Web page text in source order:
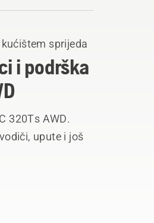
sprijeda
i podrška
320Ts AWD.
upute i još